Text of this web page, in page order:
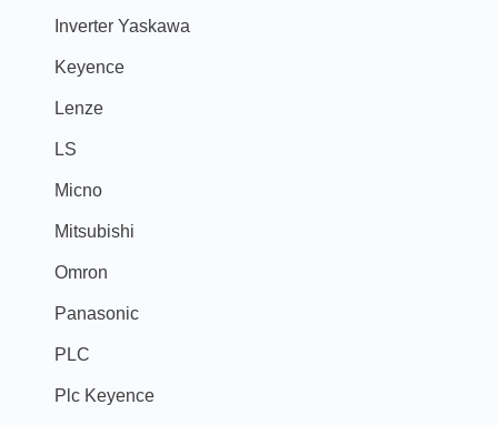
Inverter Yaskawa
Keyence
Lenze
LS
Micno
Mitsubishi
Omron
Panasonic
PLC
Plc Keyence